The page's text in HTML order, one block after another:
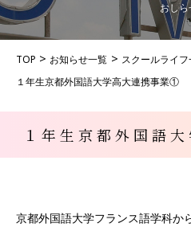
おしら
TOP お知らせ一覧
スクールライ
１年生京都外国語大学高大連携事業①
１年生京都外国語
京都外国語大学フランス語学科か